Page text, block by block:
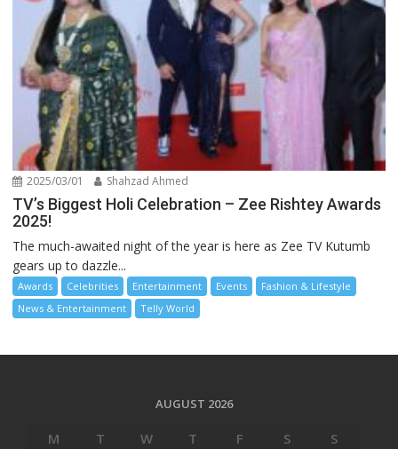
2025/03/01 Shahzad Ahmed
TV’s Biggest Holi Celebration – Zee Rishtey Awards
2025!
The much-awaited night of the year is here as Zee TV Kutumb
gears up to dazzle...
Awards Celebrities Entertainment Events
Fashion & Lifestyle
News & Entertainment
Telly World
AUGUST 2026
M T W T F S
S